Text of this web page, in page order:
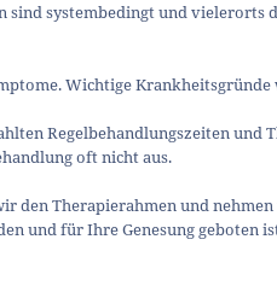
sind systembedingt und vielerorts
Wichtige
Regelbehandlungszeiten und
oft nicht aus.
den Therapierahmen und
und für Ihre Genesung geboten